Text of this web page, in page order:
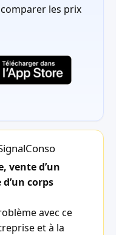
les prix
vente d’un
corps
avec ce
et à la